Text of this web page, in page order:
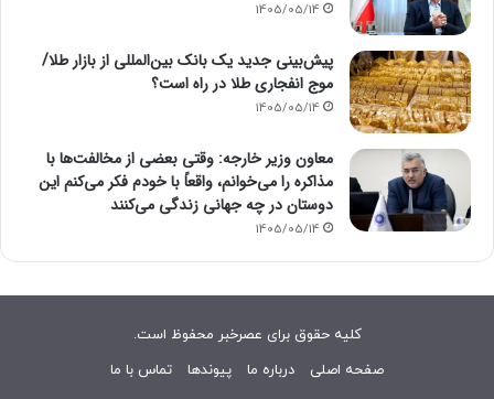
1405/05/14
پیش‌بینی جدید یک بانک بین‌المللی از بازار طلا/
موج انفجاری طلا در راه است؟
1405/05/14
معاون وزیر خارجه: وقتی بعضی از مخالفت‌ها با
مذاکره را می‌خوانم، واقعاً با خودم فکر می‌کنم این
دوستان در چه جهانی زندگی می‌کنند
1405/05/14
کلیه حقوق برای عصرخبر محفوظ است.
صفحه اصلی
درباره ما پیوندها تماس با ما